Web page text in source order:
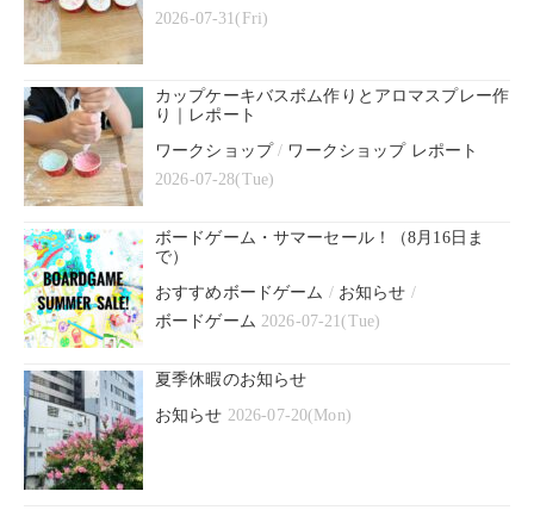
2026-07-31(Fri)
カップケーキバスボム作りとアロマスプレー作
り｜レポート
ワークショップ/ ワークショップ レポート
2026-07-28(Tue)
ボードゲーム・サマーセール！（8月16日ま
で）
おすすめボードゲーム / お知らせ /
ボードゲーム 2026-07-21(Tue)
夏季休暇のお知らせ
お知らせ 2026-07-20(Mon)